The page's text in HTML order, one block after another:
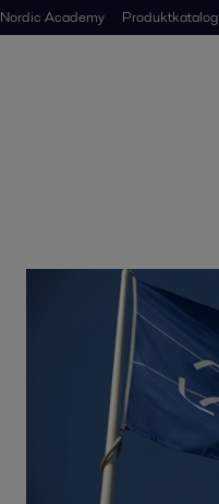
Nordic Academy Produktkatalog